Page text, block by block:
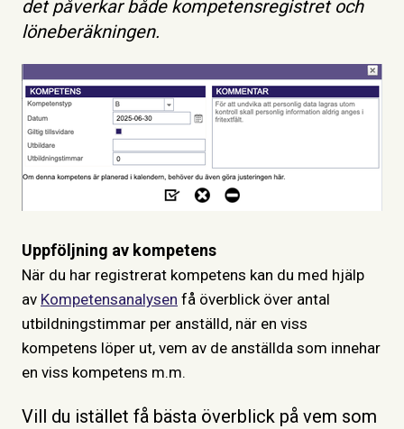
det påverkar både kompetensregistret och
löneberäkningen.
Uppföljning av kompetens
När du har registrerat kompetens kan du med hjälp
av Kompetensanalysen få överblick över antal
utbildningstimmar per anställd, när en viss
kompetens löper ut, vem av de anställda som innehar
en viss kompetens m.m.
Vill du istället få bästa överblick på vem som